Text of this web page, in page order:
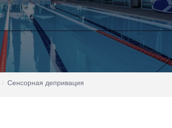
Сенсорная депривация